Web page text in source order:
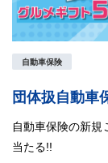
自動車保険
団体扱自動車
自動車保険の新
当たる!!